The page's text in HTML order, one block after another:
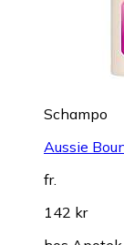
Schampo
Aussie
fr.
142 kr